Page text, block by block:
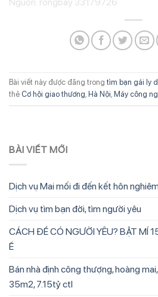
Bài viết này được đăng trong tìm bạn gái ly
thẻ Cơ hội giao thương, Hà Nội, Máy công
BÀI VIẾT MỚI
Dịch vụ Mai mối đi đến kết hôn
Dịch vụ tìm bạn đời, tìm người yêu
CÁCH ĐỂ CÓ NGƯỜI YÊU? BẬT MÍ
Ế
Bán nhà định công thượng, hoàng
35m2, 7.15tỷ ctl